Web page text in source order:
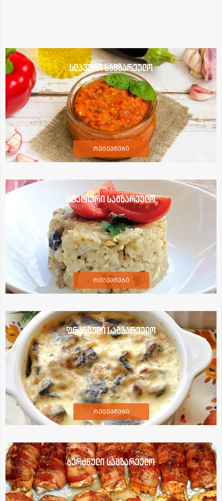
სლავური სამზარეულო
რეცეპტები
იტალიური სამზარეულო
რეცეპტები
ფრანგული სამზარეულო
რეცეპტები
ბერძნული სამზარეულო